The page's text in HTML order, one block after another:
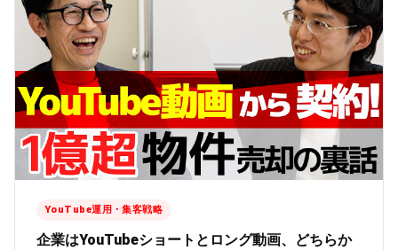
YouTube運用・集客戦略
企業はYouTubeショートとロング動画、どちらか